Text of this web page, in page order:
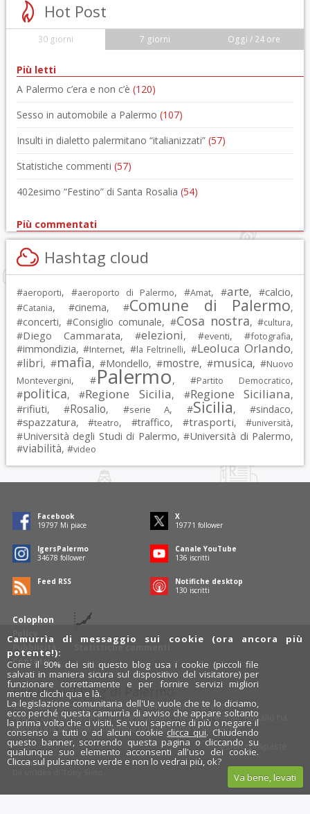
Hot Post
30 giorni 7 giorni Oggi / 24 ore
Più letti
A Palermo c’era e non c’è (120)
Sesso in automobile a Palermo (107)
Insulti in dialetto palermitano “italianizzati” (57)
Statistiche commenti (57)
402esimo “Festino” di Santa Rosalia (54)
Più commentati
Hashtag cloud
#aeroporti, #aeroporto di Palermo, #Amat, #arte, #calcio,
#Catania, #cinema, #Comune di Palermo,
#concerti, #Consiglio comunale, #Cosa nostra, #cultura,
#Diego Cammarata, #elezioni, #eventi, #fotografia,
#immondizia, #Internet, #la Feltrinelli, #Leoluca Orlando,
#libri, #mafia, #Mondello, #mostre, #musica, #Nuovo
Montevergini, #Palermo, #Partito Democratico,
#politica, #Regione Sicilia, #Regione Siciliana,
#rifiuti, #Rosalio, #serie A, #Sicilia, #sindaco,
#spazzatura, #teatro, #traffico, #trasporti, #università,
#Università degli Studi di Palermo, #Università di Palermo,
#viabilità, #video
Colophon
Policy
Pubblicità
Contatti
Statistiche commenti
Facebook
19797 Mi piace
X
19771 follower
IgersPalermo
34678 follower
Canale YouTube
136 iscritti
Feed RSS
Notifiche desktop
130 iscritti
Rosalio è il blog di Palermo
754 autoriraccontano Palermo dal loro punto di vista.
Anche tu puoi essere uno degli autori: inviaci un' e-mail. Rosalio ha
anche una sezionefotobloge una sezionevideoblog.
Designcut&paste
Rosalio.it
x
Instagram
Camurrìa di messaggio sui cookie (ora ancora più
potente!):
Come il 90% dei siti questo blog usa i cookie (piccoli file
salvati in maniera sicura sul dispositivo del visitatore) per
funzionare correttamente e per fornire servizi migliori
mentre clicchi qua e là.
La legislazione comunitaria dell'Ue vuole che te lo diciamo,
ecco perché questa camurrìa di avviso che appare soltanto
la prima volta che ci visiti. Se vuoi saperne di più o negare il
consenso a tutti o ad alcuni cookie clicca qui. Chiudendo
questo banner, scorrendo questa pagina o cliccando su
qualunque suo elemento acconsenti all'uso dei cookie.
Clicca sul pulsantone verde e non lo vedrai più, ok?
Va bene, levati